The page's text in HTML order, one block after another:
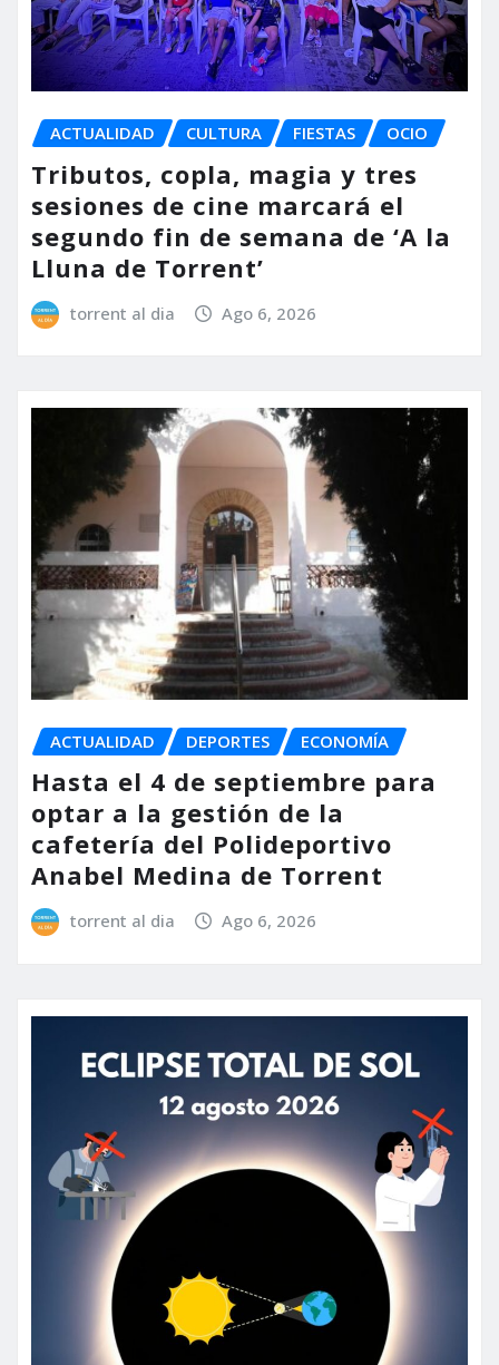
ACTUALIDAD CULTURA FIESTAS OCIO
Tributos, copla, magia y tres
sesiones de cine marcará el
segundo fin de semana de ‘A la
Lluna de Torrent’
torrent al dia Ago 6, 2026
ACTUALIDAD DEPORTES ECONOMÍA
Hasta el 4 de septiembre para
optar a la gestión de la
cafetería del Polideportivo
Anabel Medina de Torrent
torrent al dia Ago 6, 2026